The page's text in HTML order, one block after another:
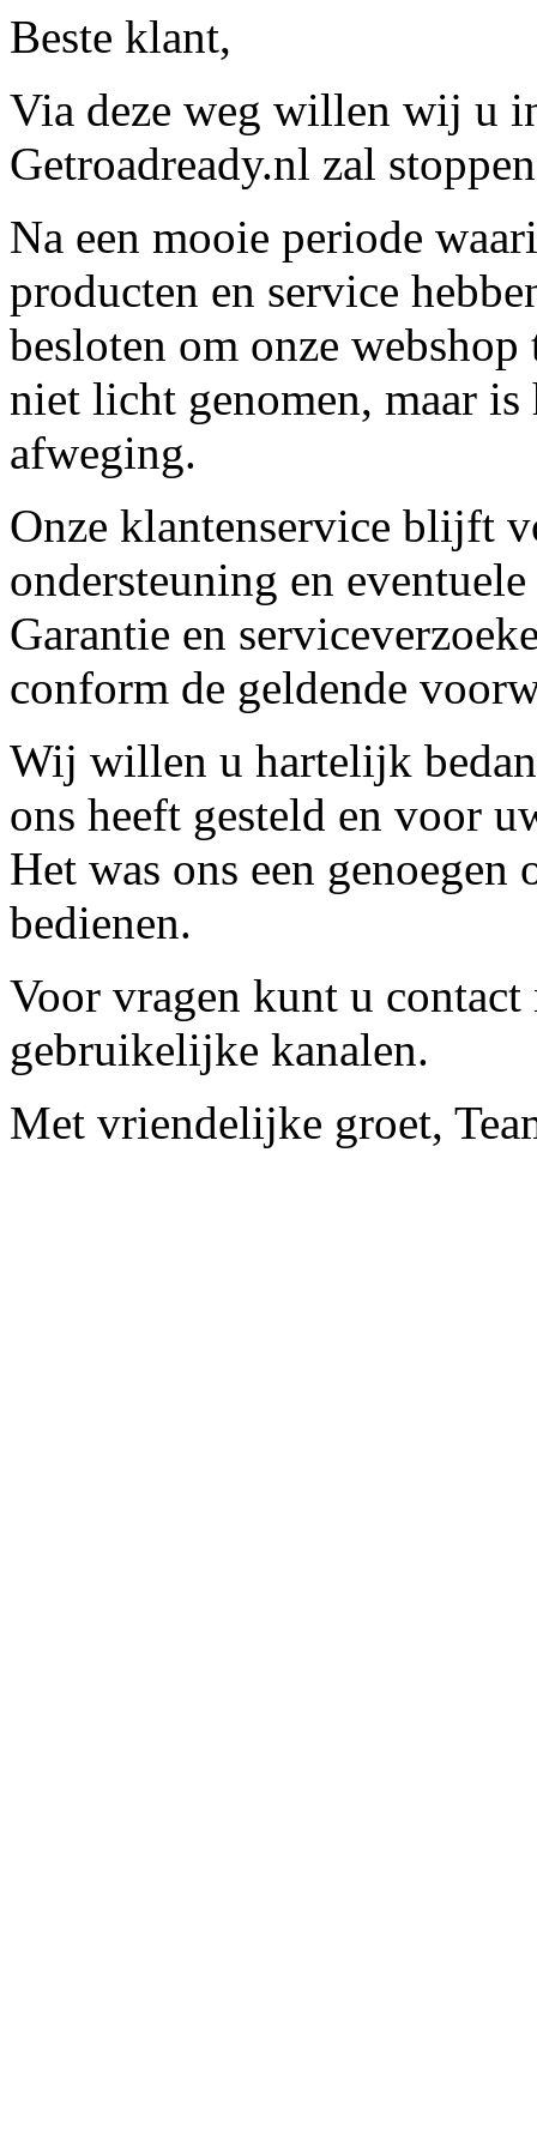
Beste klant,
Via deze weg willen wij u
Getroadready.nl zal
Na een mooie periode
producten en service
besloten om onze
niet licht genomen, maar
afweging.
Onze klantenservice blijft
ondersteuning en
Garantie en
conform de geldende
Wij willen u hartelijk
ons heeft gesteld en voor
Het was ons een
bedienen.
Voor vragen kunt u contact
gebruikelijke kanalen.
Met vriendelijke groet,